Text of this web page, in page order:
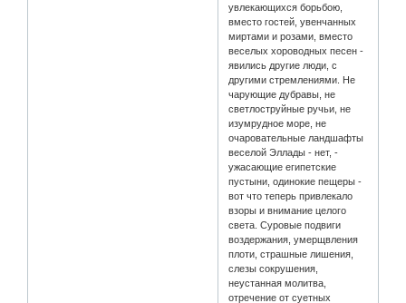
увлекающихся борьбою,
вместо гостей, увенчанных
миртами и розами, вместо
веселых хороводных песен -
явились другие люди, с
другими стремлениями. Не
чарующие дубравы, не
светлоструйные ручьи, не
изумрудное море, не
очаровательные ландшафты
веселой Эллады - нет, -
ужасающие египетские
пустыни, одинокие пещеры -
вот что теперь привлекало
взоры и внимание целого
света. Суровые подвиги
воздержания, умерщвления
плоти, страшные лишения,
слезы сокрушения,
неустанная молитва,
отречение от суетных